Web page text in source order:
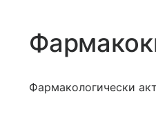
Фармакологически